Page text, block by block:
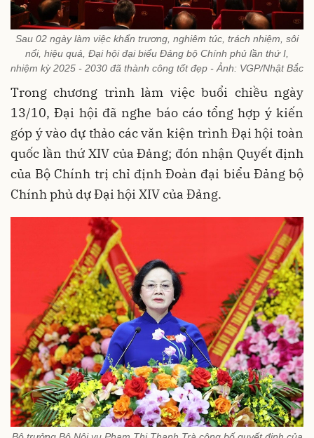
Sau 02 ngày làm việc khẩn trương, nghiêm túc, trách nhiệm, sôi
nổi, hiệu quả, Đại hội đại biểu Đảng bộ Chính phủ lần thứ I,
nhiệm kỳ 2025 - 2030 đã thành công tốt đẹp - Ảnh: VGP/Nhật Bắc
Trong chương trình làm việc buổi chiều ngày
13/10, Đại hội đã nghe báo cáo tổng hợp ý kiến
góp ý vào dự thảo các văn kiện trình Đại hội toàn
quốc lần thứ XIV của Đảng; đón nhận Quyết định
của Bộ Chính trị chỉ định Đoàn đại biểu Đảng bộ
Chính phủ dự Đại hội XIV của Đảng.